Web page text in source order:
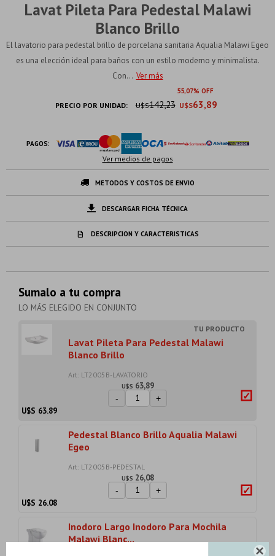

Lavat Pileta Para Pedestal Malawi
Blanco Brillo
El lavatorio para pedestal brillo de porcelana sanitaria Aqualia Malawi Egeo
es una elección ideal para baños con un estilo moderno y minimalista.
Con... Ver más
55 07
PRECIO POR UNIDAD: U$S63,89
U$S142,23
PAGOS:
Ver medios de pagos
METODOS Y COSTOS DE ENVIO
DESCARGAR FICHA TÉCNICA
DESCRIPCION Y CARACTERISTICAS
Sumalo a tu compra
LO MÁS ELEGIDO EN CONJUNTO
Lavat Pileta Para Pedestal Malawi
Blanco Brillo
Art: LT2005B-LAVATORIO
U$S 63,89
- +
U$S 63.89
Pedestal Blanco Brillo Aqualia Malawi
Egeo
Art: LT2005B-PEDESTAL
U$S 26,08
- +
U$S 26.08
Inodoro Largo Inodoro Para Mochila
Malawi Blanc...